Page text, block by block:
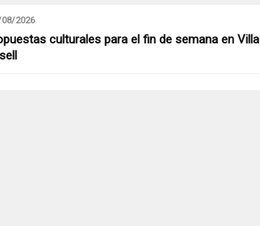
2026
culturales para el fin de semana en Villa